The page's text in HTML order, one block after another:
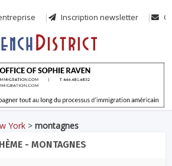
Inscription newsletter
York >montagnes
- MONTAGNES